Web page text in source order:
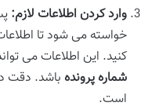
وارد کردن اطلاعات لازم:
خواسته می شود تا
کنید. این اطلاعات می
شماره پرونده باشد. دقت
است.